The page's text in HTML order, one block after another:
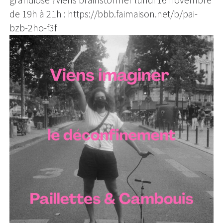
de 19h à 21h : https://bbb.faimaison.net/b/pai-
bzb-2ho-f3f